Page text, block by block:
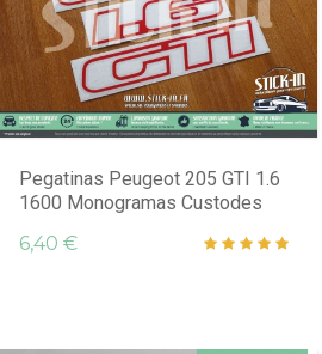
Pegatinas Peugeot 205 GTI 1.6
1600 Monogramas Custodes
6,40 €